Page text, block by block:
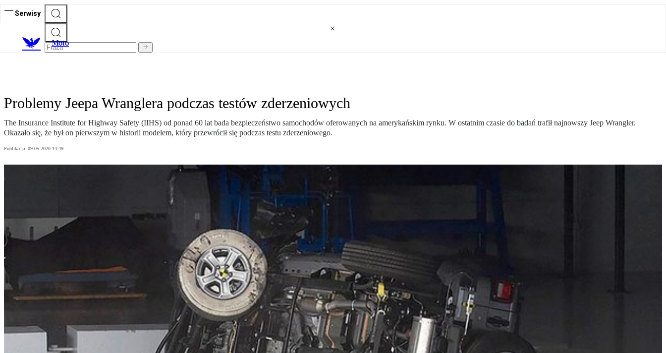
Serwisy
Moto
Problemy Jeepa Wranglera podczas testów zderzeniowych
The Insurance Institute for Highway Safety (IIHS) od ponad 60 lat bada bezpieczeństwo samochodów oferowanych na amerykańskim rynku. W ostatnim czasie do badań trafił najnowszy Jeep Wrangler.
Okazało się, że był on pierwszym w historii modelem, który przewrócił się podczas testu zderzeniowego.
Publikacja: 09.05.2020 14:49